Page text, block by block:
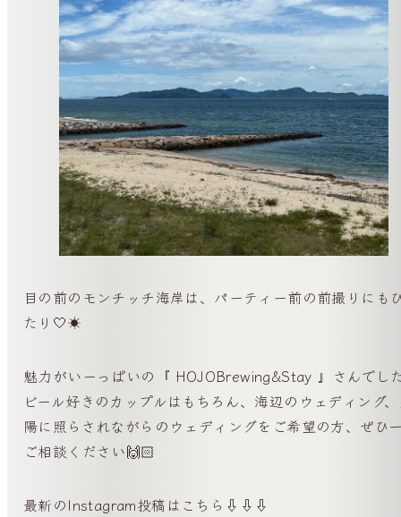
目の前のモンチッチ海岸は、パーティー前の前撮りにも
たり🤍☀️
魅力がいーっぱいの『 HOJOBrewing&Stay 』さんでし
ビール好きのカップルはもちろん、海辺のウェディング
陽に照らされながらのウェディングをご希望の方、ぜひ
ご相談ください🙌🏻
最新のInstagram投稿はこちら⇩⇩⇩